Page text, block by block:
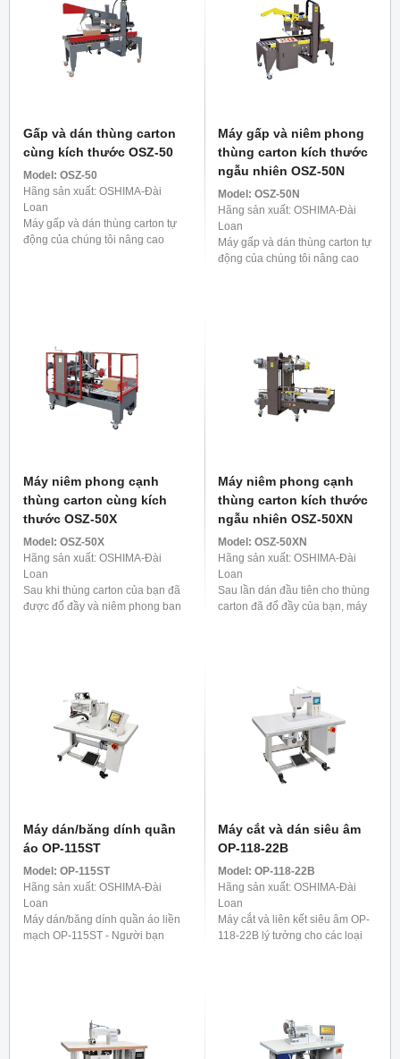
Gấp và dán thùng carton
cùng kích thước OSZ-50
Model: OSZ-50
Hãng sản xuất: OSHIMA-Đài
Loan
Máy gấp và dán thùng carton tự
động của chúng tôi nâng cao
Máy gấp và niêm phong
thùng carton kích thước
ngẫu nhiên OSZ-50N
Model: OSZ-50N
Hãng sản xuất: OSHIMA-Đài
Loan
Máy gấp và dán thùng carton tự
động của chúng tôi nâng cao
Máy niêm phong cạnh
thùng carton cùng kích
thước OSZ-50X
Model: OSZ-50X
Hãng sản xuất: OSHIMA-Đài
Loan
Sau khi thùng carton của bạn đã
được đổ đầy và niêm phong ban
Máy niêm phong cạnh
thùng carton kích thước
ngẫu nhiên OSZ-50XN
Model: OSZ-50XN
Hãng sản xuất: OSHIMA-Đài
Loan
Sau lần dán đầu tiên cho thùng
carton đã đổ đầy của bạn, máy
Máy dán/băng dính quần
áo OP-115ST
Model: OP-115ST
Hãng sản xuất: OSHIMA-Đài
Loan
Máy dán/băng dính quần áo liền
mạch OP-115ST - Người bạn
Máy cắt và dán siêu âm
OP-118-22B
Model: OP-118-22B
Hãng sản xuất: OSHIMA-Đài
Loan
Máy cắt và liên kết siêu âm OP-
118-22B lý tưởng cho các loại